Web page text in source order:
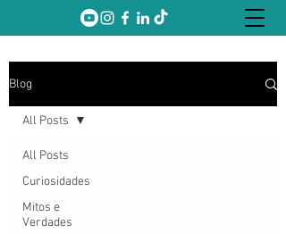
Blog
All Posts
Curiosidades
Mitos e
Verdades
All Posts